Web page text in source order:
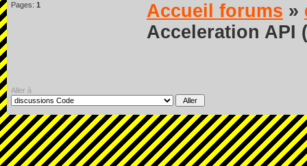
Pages: 1 Accueil forums »
Acceleration API
Aller à